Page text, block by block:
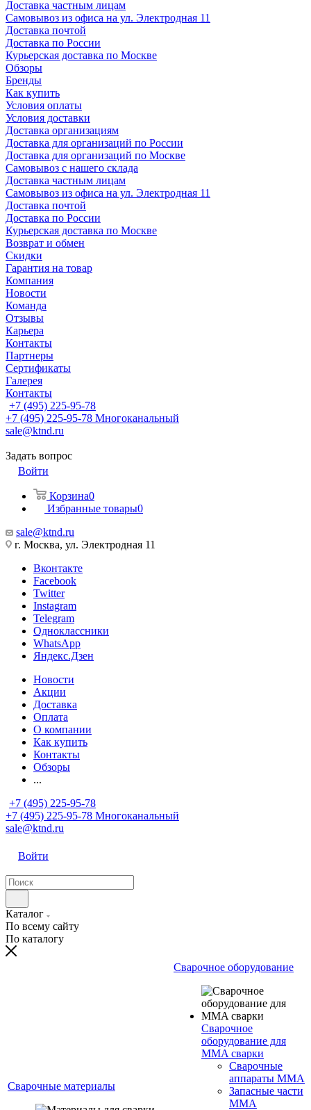
Доставка частным лицам
Самовывоз из офиса на ул. Электродная 11
Доставка почтой
Доставка по России
Курьерская доставка по Москве
Обзоры
Бренды
Как купить
Условия оплаты
Условия доставки
Доставка организациям
Доставка для организаций по России
Доставка для организаций по Москве
Самовывоз с нашего склада
Доставка частным лицам
Самовывоз из офиса на ул. Электродная 11
Доставка почтой
Доставка по России
Курьерская доставка по Москве
Возврат и обмен
Скидки
Гарантия на товар
Компания
Новости
Команда
Отзывы
Карьера
Контакты
Партнеры
Сертификаты
Галерея
Контакты
+7 (495) 225-95-78
+7 (495) 225-95-78 Многоканальный
sale@ktnd.ru
Задать вопрос
Войти
Корзина0
Избранные товары0
sale@ktnd.ru
г. Москва, ул. Электродная 11
Вконтакте
Facebook
Twitter
Instagram
Telegram
Одноклассники
WhatsApp
Яндекс.Дзен
Новости
Акции
Доставка
Оплата
О компании
Как купить
Контакты
Обзоры
...
+7 (495) 225-95-78
+7 (495) 225-95-78 Многоканальный
sale@ktnd.ru
Войти
Каталог
По всему сайту
По каталогу
Сварочные материалы
Сварочное оборудование
Сварочное
оборудование для
MMA сварки
Сварочные
аппараты MMA
Запасные части
MMA